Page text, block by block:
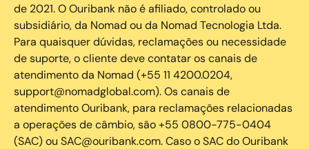
de 2021. O Ouribank não é afiliado, controlado ou
subsidiário, da Nomad ou da Nomad Tecnologia Ltda.
Para quaisquer dúvidas, reclamações ou necessidade
de suporte, o cliente deve contatar os canais de
atendimento da Nomad (+55 11 4200.0204,
support@nomadglobal.com). Os canais de
atendimento Ouribank, para reclamações relacionadas
a operações de câmbio, são +55 0800-775-0404
(SAC) ou SAC@ouribank.com. Caso o SAC do Ouribank